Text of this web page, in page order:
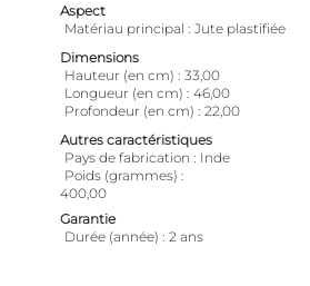
Aspect
Matériau principal
Jute plastifiée
Dimensions
Hauteur (en cm)
33,00
Longueur (en cm)
46,00
Profondeur (en cm)
22,00
Autres caractéristiques
Pays de fabrication
Inde
Poids (grammes)
400,00
Garantie
Durée (année)
2 ans